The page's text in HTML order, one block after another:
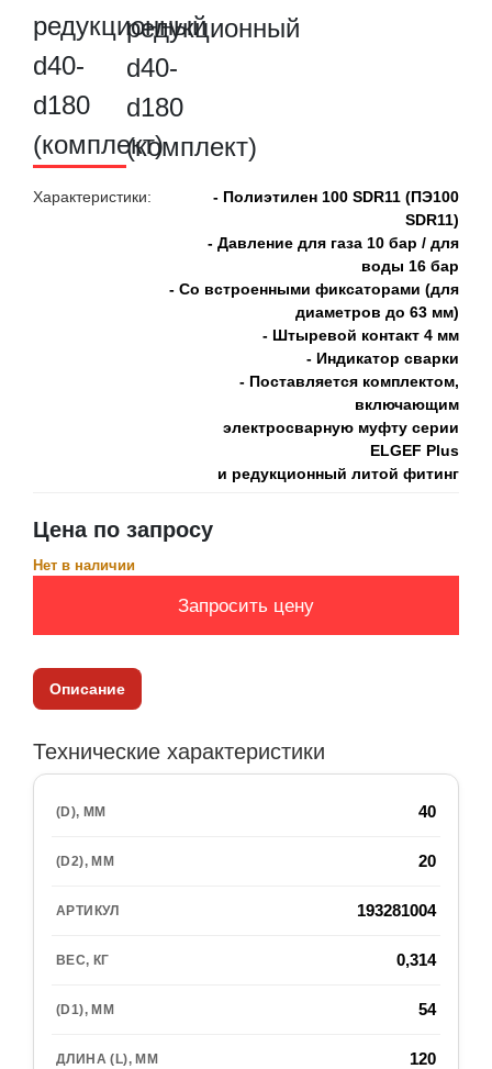
Характеристики:
- Полиэтилен 100 SDR11 (ПЭ100
SDR11)
- Давление для газа 10 бар / для
воды 16 бар
- Со встроенными фиксаторами (для
диаметров до 63 мм)
- Штыревой контакт 4 мм
- Индикатор сварки
- Поставляется комплектом,
включающим
электросварную муфту серии
ELGEF Plus
и редукционный литой фитинг
Цена по запросу
Нет в наличии
Запросить цену
Описание
Технические характеристики
40
20
193281004
0,314
54
120